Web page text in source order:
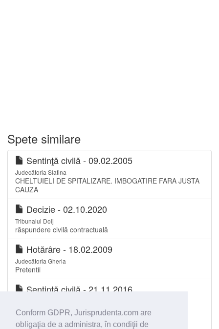
Conform GDPR, Jurisprudenta.com are
obligaţia de a administra, în condiţii de
Spete similare
Sentinţă civilă - 09.02.2005
Judecătoria Slatina
CHELTUIELI DE SPITALIZARE. IMBOGATIRE FARA JUSTA
CAUZA
Decizie - 02.10.2020
Tribunalul Dolj
răspundere civilă contractuală
Hotărâre - 18.02.2009
Judecătoria Gherla
Pretentii
Sentinţă civilă - 21.11.2016
Pretenții